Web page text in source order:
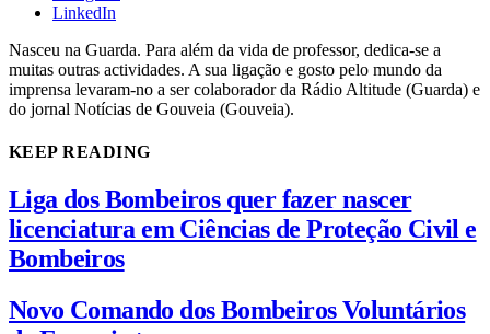
LinkedIn
Nasceu na Guarda. Para além da vida de professor, dedica-se a
muitas outras actividades. A sua ligação e gosto pelo mundo da
imprensa levaram-no a ser colaborador da Rádio Altitude (Guarda) e
do jornal Notícias de Gouveia (Gouveia).
KEEP READING
Liga dos Bombeiros quer fazer nascer
licenciatura em Ciências de Proteção Civil e
Bombeiros
Novo Comando dos Bombeiros Voluntários